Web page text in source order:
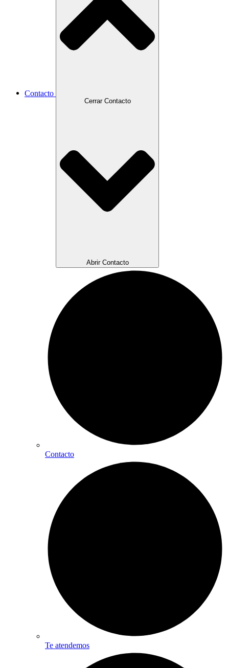
Contacto
Cerrar Contacto
Abrir Contacto
Contacto
Te atendemos